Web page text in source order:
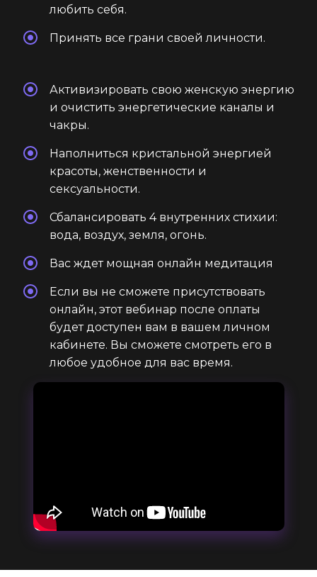
любить себя.
Принять все грани своей личности.
Активизировать свою женскую энергию
и очистить энергетические каналы и
чакры.
Наполниться кристальной энергией
красоты, женственности и
сексуальности.
Сбалансировать 4 внутренних стихии:
вода, воздух, земля, огонь.
Вас ждет мощная онлайн медитация
Если вы не сможете присутствовать
онлайн, этот вебинар после оплаты
будет доступен вам в вашем личном
кабинете. Вы сможете смотреть его в
любое удобное для вас время.